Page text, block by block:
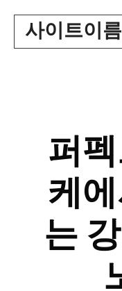
content사이트이름
퍼
케
는